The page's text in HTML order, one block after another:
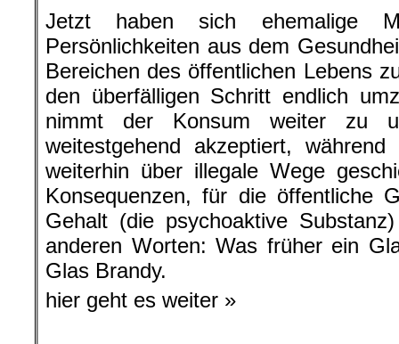
Jetzt haben sich ehemalige
Persönlichkeiten aus dem
Bereichen des öffentlichen Lebens
den überfälligen Schritt endlich
nimmt der Konsum weiter zu
weitestgehend akzeptiert,
weiterhin über illegale Wege
Konsequenzen, für die öffentliche
Gehalt (die psychoaktive
anderen Worten: Was früher ein
Glas Brandy.
hier geht es weiter »